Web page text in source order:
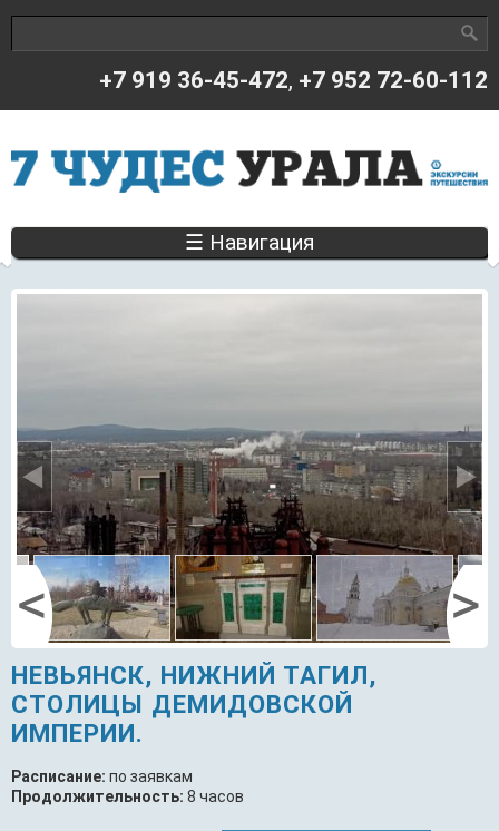
Форма поиска
+7 919 36-45-472, +7 952 72-60-112
☰ Навигация
НЕВЬЯНСК, НИЖНИЙ ТАГИЛ,
СТОЛИЦЫ ДЕМИДОВСКОЙ
ИМПЕРИИ.
Расписание: по заявкам
Продолжительность: 8 часов